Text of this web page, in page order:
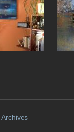
Archives